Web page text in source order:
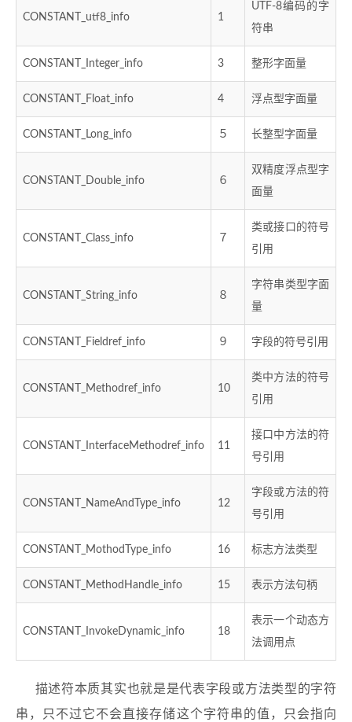
CONSTANT_utf8_info 1
UTF-8编码的字
符串
CONSTANT_Integer_info 3 整形字面量
CONSTANT_Float_info 4 浮点型字面量
CONSTANT_Long_info ５ 长整型字面量
CONSTANT_Double_info ６
双精度浮点型字
面量
CONSTANT_Class_info ７
类或接口的符号
引用
CONSTANT_String_info ８
字符串类型字面
量
CONSTANT_Fieldref_info ９ 字段的符号引用
CONSTANT_Methodref_info 10
类中方法的符号
引用
CONSTANT_InterfaceMethodref_info 11
接口中方法的符
号引用
CONSTANT_NameAndType_info 12
字段或方法的符
号引用
CONSTANT_MothodType_info 16 标志方法类型
CONSTANT_MethodHandle_info 15 表示方法句柄
CONSTANT_InvokeDynamic_info 18
表示一个动态方
法调用点
描述符本质其实也就是是代表字段或方法类型的字符
串，只不过它不会直接存储这个字符串的值，只会指向